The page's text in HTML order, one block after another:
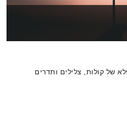
של קולות, צלילים ותדרים